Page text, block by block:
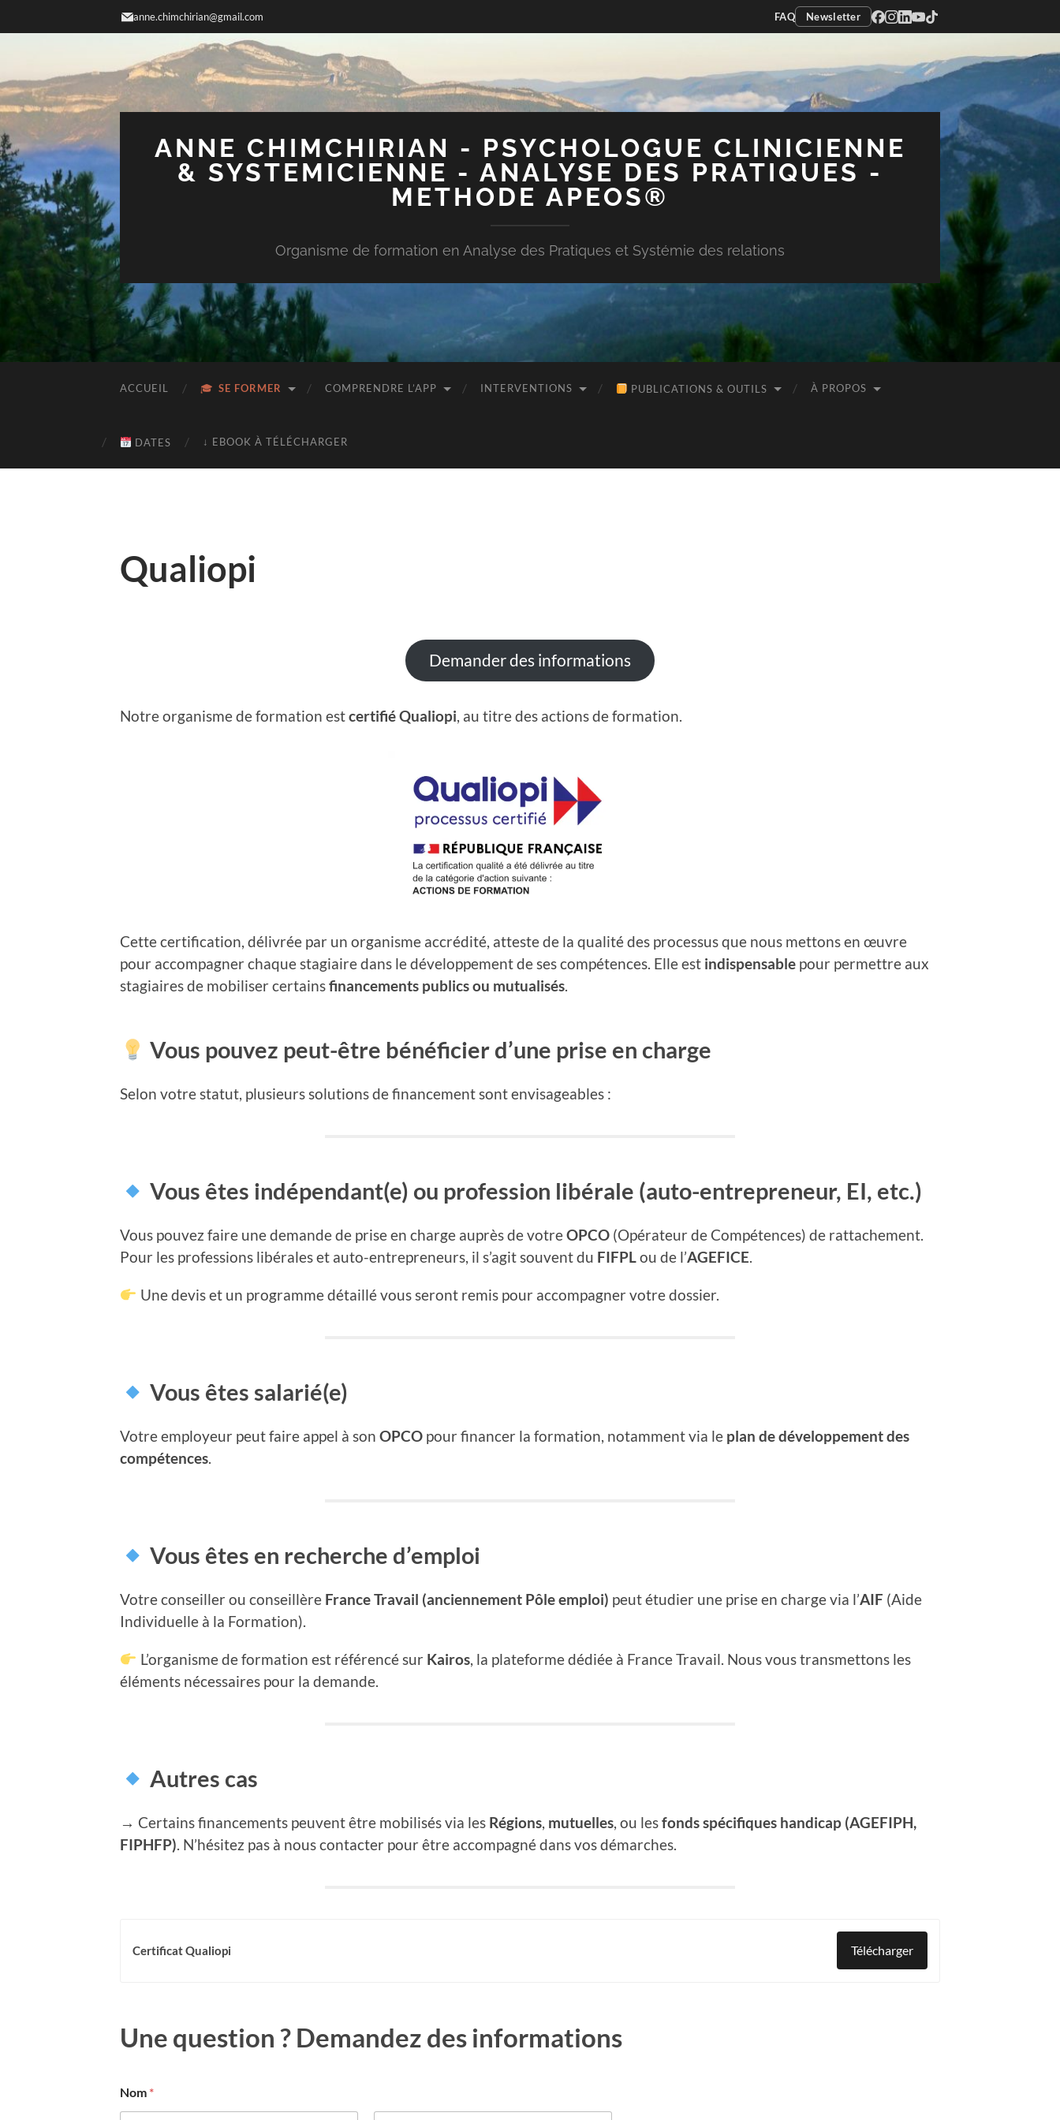
anne.chimchirian@gmail.com FAQ Newsletter
ANNE CHIMCHIRIAN - PSYCHOLOGUE CLINICIENNE
& SYSTEMICIENNE - ANALYSE DES PRATIQUES -
METHODE APEOS®
Organisme de formation en Analyse des Pratiques et Systémie des relations
ACCUEIL SE FORMER COMPRENDRE L’APP INTERVENTIONS PUBLICATIONS & OUTILS À PROPOS
DATES ↓ EBOOK À TÉLÉCHARGER
Qualiopi
Demander des informations
Notre organisme de formation estcertifié Qualiopi, au titre des actions de formation.
Cette certification, délivrée par un organisme accrédité, atteste de la qualité des processus que nous mettons en œuvre
pour accompagner chaque stagiaire dans le développement de ses compétences. Elle est indispensable pour permettre aux
stagiaires de mobiliser certainsfinancements publics ou mutualisés.
Vous pouvez peut-être bénéficier d’une prise en charge
Selon votre statut, plusieurs solutions de financement sont envisageables :
Vous êtes indépendant(e) ou profession libérale (auto-entrepreneur, EI, etc.)
Vous pouvez faire une demande de prise en charge auprès de votreOPCO (Opérateur de Compétences) de rattachement.
Pour les professions libérales et auto-entrepreneurs, il s’agit souvent du FIFPLou de l’AGEFICE.
Une devis et un programme détaillé vous seront remis pour accompagner votre dossier.
Vous êtes salarié(e)
Votre employeur peut faire appel à son OPCO pour financer la formation, notamment via le plan de développement des
compétences.
Vous êtes en recherche d’emploi
Votre conseiller ou conseillère France Travail (anciennement Pôle emploi) peut étudier une prise en charge via l’AIF (Aide
Individuelle à la Formation).
L’organisme de formation est référencé sur Kairos, la plateforme dédiée à France Travail. Nous vous transmettons les
éléments nécessaires pour la demande.
Autres cas
→ Certains financements peuvent être mobilisés via les Régions, mutuelles, ou lesfonds spécifiques handicap (AGEFIPH,
FIPHFP). N’hésitez pas à nous contacter pour être accompagné dans vos démarches.
Certificat Qualiopi Télécharger
Une question ? Demandez des informations
Nom *